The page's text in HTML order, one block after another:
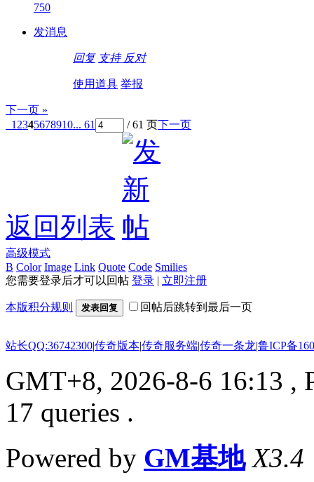
750
发消息
回复 支持 反对
使用道具 举报
下一页 »
1 2345678910... 61 / 61 页下一页
返回列表
高级模式
B Color Image Link Quote Code Smilies
您需要登录后才可以回帖 登录 | 立即注册
本版积分规则 发表回复 回帖后跳转到最后一页
站长QQ:36742300|传奇版本|传奇服务端|传奇一条龙|鲁ICP备
GMT+8, 2026-8-6 16:13 ,
17 queries .
Powered by GM基地 X3.4